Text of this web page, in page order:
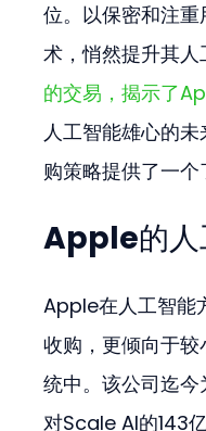
位。以保密和注
术，悄然提升其人
的交易，揭示了
人工智能雄心的
购策略提供了一个
Apple的人
Apple在人工智能
收购，更倾向于
统中。该公司迄
对Scale AI的143